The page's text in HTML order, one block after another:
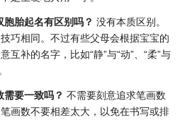
胎起名有区别吗？ 没有本质区别。
巧相同。不过有些父母会根据宝宝的
互补的名字，比如“静”与“动”、“柔”与
要一致吗？ 不需要刻意追求笔画数
画数不要相差太大，以免在书写或排